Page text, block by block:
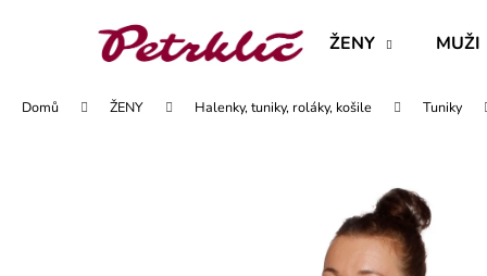
ŽENY MUŽI
Domů ŽENY Halenky, tuniky, roláky, košile Tuniky
Zpět
obchodu
Zpět
obchodu